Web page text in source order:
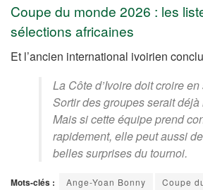
Coupe du monde 2026 : les
sélections africaines
Et l’ancien international ivoirien
La Côte d’Ivoire doit croire
Sortir des groupes serait déjà
Mais si cette équipe prend
rapidement, elle peut aussi
belles surprises du tournoi.
Mots-clés : Ange-Yoan Bonny
Coupe